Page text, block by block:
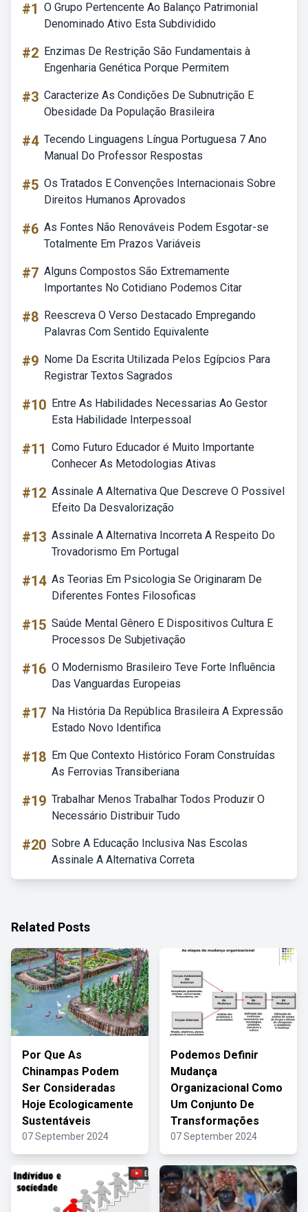
#1 O Grupo Pertencente Ao Balanço Patrimonial
Denominado Ativo Esta Subdividido
#2 Enzimas De Restrição São Fundamentais à
Engenharia Genética Porque Permitem
#3 Caracterize As Condições De Subnutrição E
Obesidade Da População Brasileira
#4 Tecendo Linguagens Língua Portuguesa 7 Ano
Manual Do Professor Respostas
#5 Os Tratados E Convenções Internacionais Sobre
Direitos Humanos Aprovados
#6 As Fontes Não Renováveis Podem Esgotar-se
Totalmente Em Prazos Variáveis
#7 Alguns Compostos São Extremamente
Importantes No Cotidiano Podemos Citar
#8 Reescreva O Verso Destacado Empregando
Palavras Com Sentido Equivalente
#9 Nome Da Escrita Utilizada Pelos Egípcios Para
Registrar Textos Sagrados
#10 Entre As Habilidades Necessarias Ao Gestor
Esta Habilidade Interpessoal
#11 Como Futuro Educador é Muito Importante
Conhecer As Metodologias Ativas
#12 Assinale A Alternativa Que Descreve O Possivel
Efeito Da Desvalorização
#13 Assinale A Alternativa Incorreta A Respeito Do
Trovadorismo Em Portugal
#14 As Teorias Em Psicologia Se Originaram De
Diferentes Fontes Filosoficas
#15 Saúde Mental Gênero E Dispositivos Cultura E
Processos De Subjetivação
#16 O Modernismo Brasileiro Teve Forte Influência
Das Vanguardas Europeias
#17 Na História Da República Brasileira A Expressão
Estado Novo Identifica
#18 Em Que Contexto Histórico Foram Construídas
As Ferrovias Transiberiana
#19 Trabalhar Menos Trabalhar Todos Produzir O
Necessário Distribuir Tudo
#20 Sobre A Educação Inclusiva Nas Escolas
Assinale A Alternativa Correta
Related Posts
Por Que As
Chinampas Podem
Ser Consideradas
Hoje Ecologicamente
Sustentáveis
07 September 2024
Podemos Definir
Mudança
Organizacional Como
Um Conjunto De
Transformações
07 September 2024